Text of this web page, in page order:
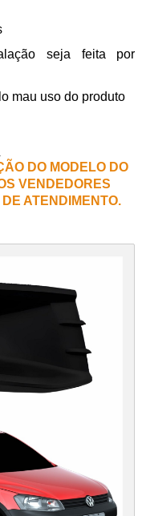
seja feita por
mau uso do produto
DO MODELO DO
VENDEDORES
ATENDIMENTO.